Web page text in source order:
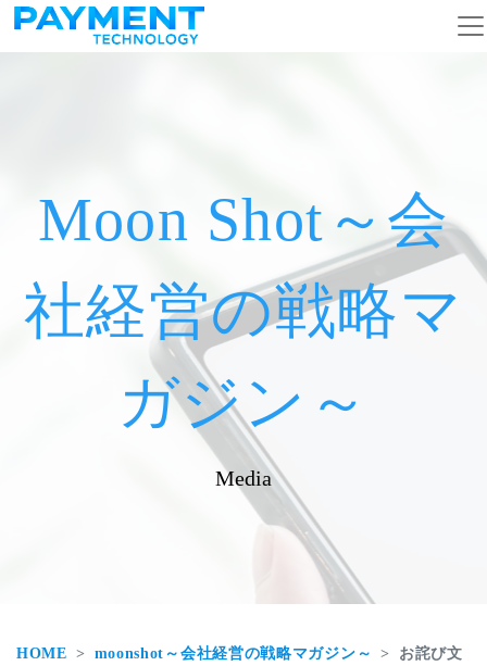
コンテンツへスキップ
メインナビゲーション
Moon Shot～会
社経営の戦略マ
ガジン～
Media
HOME moonshot～会社経営の戦略マガジン～ お詫び文